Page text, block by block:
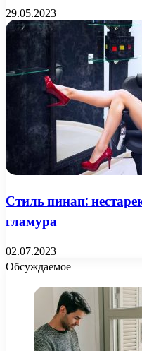
29.05.2023
Стиль пинап:
гламура
02.07.2023
Обсуждаемое